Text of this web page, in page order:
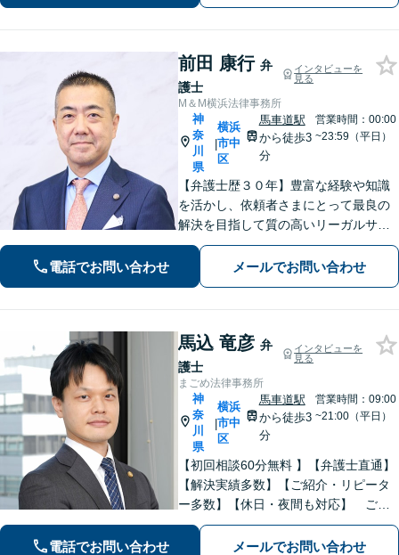
策を一緒に考えていきます。ぜひご相
談ください。
前田 康行 弁
護士
インタビューを
見る
M＆M横浜法律事務所
神
奈
川
県
|
横浜
市中
区
馬車道駅
から徒歩3
分
営業時間：00:00
~23:59（平日）
【弁護士歴３０年】豊富な経験や知識
を活かし、依頼者さまにとって最良の
解決を目指して質の高いリーガルサー
ビスの提供に努めます。ご相談は相続
問題／企業法務／労働トラブルを中心
に法人・個人問わず承ります【顧問先
電話でお問い合わせ メールでお問い合わせ
馬込 竜彦 弁
護士
インタビューを
見る
まごめ法律事務所
神
奈
川
県
|
横浜
市中
区
馬車道駅
から徒歩3
分
営業時間：09:00
~21:00（平日）
【初回相談60分無料 】【弁護士直通】
【解決実績多数】【ご紹介・リピータ
ー多数】【休日・夜間も対応】 ご依
頼者様に寄り添い、積み重ねた知識経
験と判断力で最善の解決を目指しま
電話でお問い合わせ メールでお問い合わせ